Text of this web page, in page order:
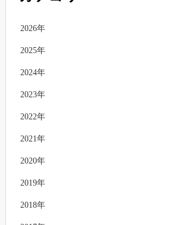
2026年
2025年
2024年
2023年
2022年
2021年
2020年
2019年
2018年